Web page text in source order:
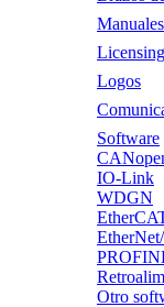
Logos
Software
IO-Link
WDGN
Otro